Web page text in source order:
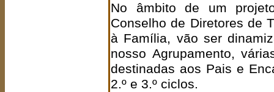
No âmbito de um
Conselho de Diretores de
à Família, vão ser
nosso Agrupamento,
destinadas aos Pais e
2.º e 3.º ciclos.